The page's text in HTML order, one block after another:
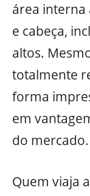
área interna
e cabeça,
altos.
totalmente
forma
em
do mercado.
Quem viaja